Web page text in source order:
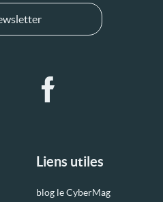
Liens utiles
blog le CyberMag